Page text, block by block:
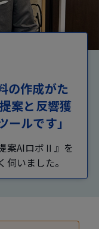
の作成がた
案と反響獲
ルです」
案AIロボⅡ』を
いました。